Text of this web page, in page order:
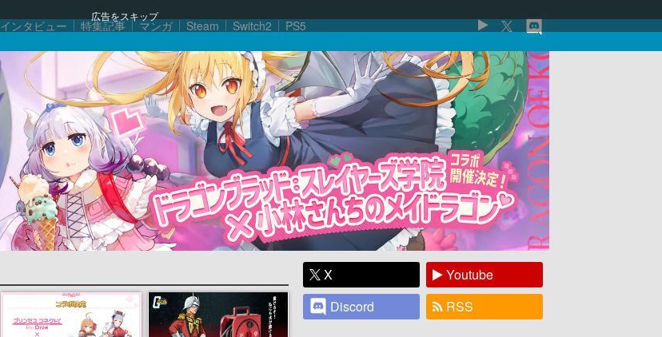
広告をスキップ
インタビュー 特集記事 マンガ Steam Switch2 PS5
X
Youtube
Discord
RSS